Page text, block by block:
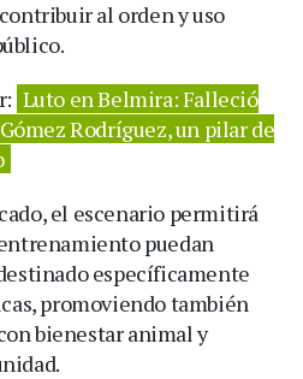
al orden y uso
Luto en Belmira: Falleció
Rodríguez, un pilar de
el escenario permitirá
puedan
específicamente
promoviendo también
bienestar animal y